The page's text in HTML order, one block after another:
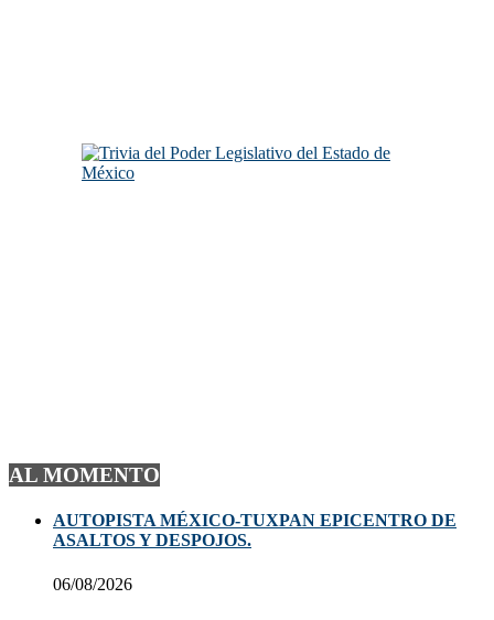
AL MOMENTO
AUTOPISTA MÉXICO-TUXPAN EPICENTRO DE
ASALTOS Y DESPOJOS.
06/08/2026